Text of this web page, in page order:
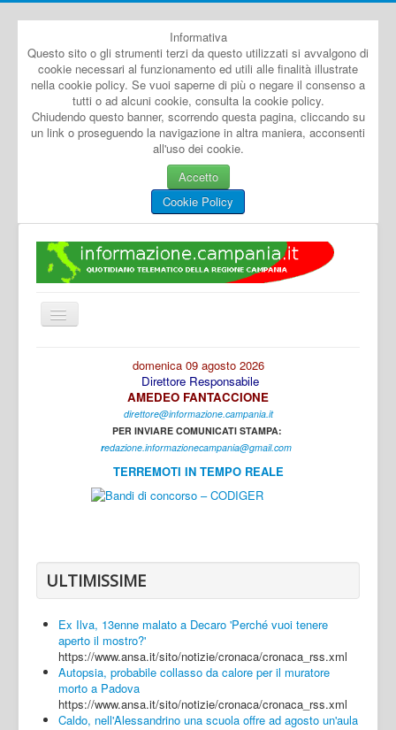
Informativa
Questo sito o gli strumenti terzi da questo utilizzati si avvalgono di
cookie necessari al funzionamento ed utili alle finalità illustrate
nella cookie policy. Se vuoi saperne di più o negare il consenso a
tutti o ad alcuni cookie, consulta la cookie policy.
Chiudendo questo banner, scorrendo questa pagina, cliccando su
un link o proseguendo la navigazione in altra maniera, acconsenti
all'uso dei cookie.
Accetto
Cookie Policy
Cambia
navigazione
Caserta
Napoli
Salerno
Login
domenica 09 agosto 2026
Direttore Responsabile
AMEDEO FANTACCIONE
direttore@informazione.campania.it
PER INVIARE COMUNICATI STAMPA:
redazione.informazionecampania@gmail.com
TERREMOTI IN TEMPO REALE
ULTIMISSIME
Ex Ilva, 13enne malato a Decaro 'Perché vuoi tenere
aperto il mostro?'
https://www.ansa.it/sito/notizie/cronaca/cronaca_rss.xml
Autopsia, probabile collasso da calore per il muratore
morto a Padova
https://www.ansa.it/sito/notizie/cronaca/cronaca_rss.xml
Caldo, nell'Alessandrino una scuola offre ad agosto un'aula